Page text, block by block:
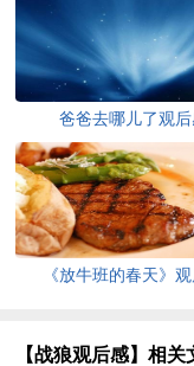
爸爸去哪儿了观
《放牛班的春天》
【战狼观后感】相关